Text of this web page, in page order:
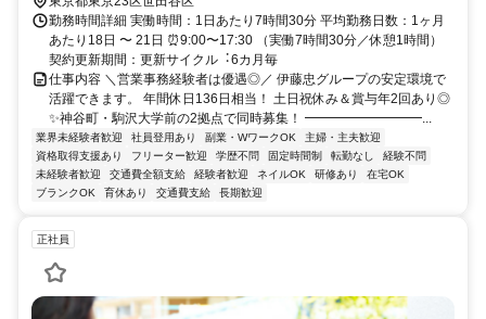
勤務時間詳細 実働時間：1日あたり7時間30分 平均勤務日数：1ヶ月
あたり18日 〜 21日 ⏰9:00〜17:30 （実働7時間30分／休憩1時間）
契約更新期間：更新サイクル︓6カ⽉毎
仕事内容 ＼営業事務経験者は優遇◎／ 伊藤忠グループの安定環境で
活躍できます。 年間休日136日相当！ 土日祝休み＆賞与年2回あり◎
✨神谷町・駒沢大学前の2拠点で同時募集！ ━━━━━━━━━...
業界未経験者歓迎 社員登用あり 副業・WワークOK
主婦・主夫歓迎
資格取得支援あり
フリーター歓迎 学歴不問 固定時間制 転勤なし
経験不問
未経験者歓迎
交通費全額支給 経験者歓迎 ネイルOK 研修あり
在宅OK
ブランクOK
育休あり 交通費支給 長期歓迎
正社員